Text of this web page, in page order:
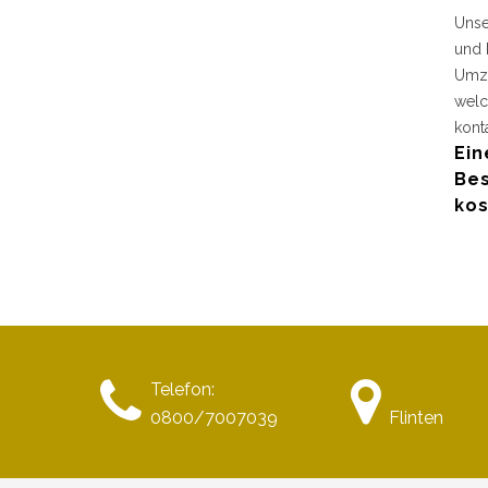
und
Telefon:
0800/7007039
Flinten